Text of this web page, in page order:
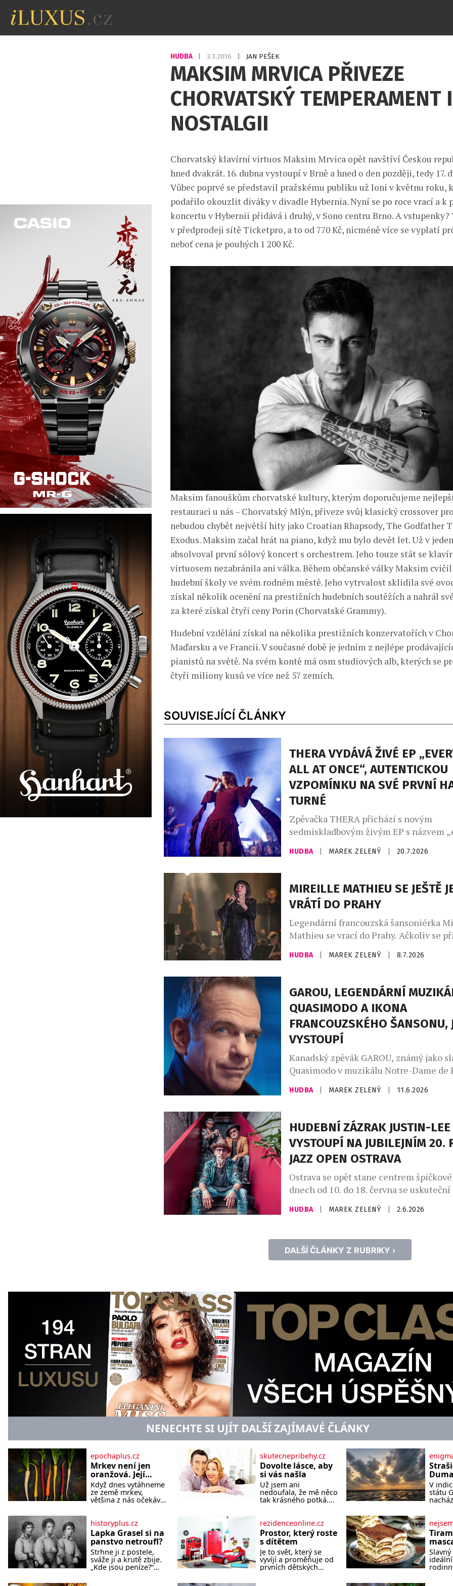
HUDBA 3.3.2016 JAN PEŠEK
MAKSIM MRVICA PŘIVEZE
CHORVATSKÝ TEMPERAMENT I
NOSTALGII
Chorvatský klavírní virtuos Maksim Mrvica opět navštíví Českou
hned dvakrát. 16. dubna vystoupí v Brně a hned o den později, tedy 17.
Vůbec poprvé se představil pražskému publiku už loni v květnu roku,
podařilo okouzlit diváky v divadle Hybernia. Nyní se po roce vrací a k
koncertu v Hybernii přidává i druhý, v Sono centru Brno. A vstupenky?
v předprodeji sítě Ticketpro, a to od 770 Kč, nicméně více se vyplatí
neboť cena je pouhých 1 200 Kč.
Maksim fanouškům chorvatské kultury, kterým doporučujeme nejlepší
restauraci u nás – Chorvatský Mlýn, přiveze svůj klasický crossover
nebudou chybět největší hity jako Croatian Rhapsody, The Godfather
Exodus. Maksim začal hrát na piano, když mu bylo devět let. Už v
absolvoval první sólový koncert s orchestrem. Jeho touze stát se
virtuosem nezabránila ani válka. Během občanské války Maksim cvičil
hudební školy ve svém rodném městě. Jeho vytrvalost sklidila své
získal několik ocenění na prestižních hudebních soutěžích a nahrál své
za které získal čtyři ceny Porin (Chorvatské Grammy).
Hudební vzdělání získal na několika prestižních konzervatořích v
Maďarsku a ve Francii. V současné době je jedním z nejlépe
pianistů na světě. Na svém kontě má osm studiových alb, kterých se
čtyři miliony kusů ve více než 57 zemích.
SOUVISEJÍCÍ ČLÁNKY
THERA VYDÁVÁ ŽIVÉ EP
ALL AT ONCE“, AUTENTICKOU
VZPOMÍNKU NA SVÉ PRVNÍ
TURNÉ
Zpěvačka THERA přichází s novým
sedmiskladbovým živým EP s názvem
jejího prvního halového turné. Každý
identický s tím, který zazněl na její
„Cílem tohoto EP bylo vytvořit
vzpomínku, a to nejen pro […]
HUDBA MAREK ZELENÝ 20.7.2026
MIREILLE MATHIEU SE JEŠTĚ
VRÁTÍ DO PRAHY
Legendární francouzská šansoniérka
Mathieu se vrací do Prahy. Ačkoliv se
loučila a naznačovala, že jde o její
Jak sama přiznává, bez českých
koncertní život dokáže jen těžko
Mimořádné pouto, které si s tuzemským
HUDBA MAREK ZELENÝ 8.7.2026
GAROU, LEGENDÁRNÍ
QUASIMODO A IKONA
FRANCOUZSKÉHO ŠANSONU,
VYSTOUPÍ
Kanadský zpěvák GAROU, známý jako
Quasimodo v muzikálu Notre-Dame de
tour „The Best Of“ v Praze! A to na
centru. GAROU je jedním z
nejcharismatičtějších zpěváků
posledních pětadvaceti let. Po
HUDBA MAREK ZELENÝ 11.6.2026
HUDEBNÍ ZÁZRAK JUSTIN-LEE
VYSTOUPÍ NA JUBILEJNÍM 20.
JAZZ OPEN OSTRAVA
Ostrava se opět stane centrem
dnech od 10. do 18. června se uskuteční
města Ostravy a městských obvodů
s.r.o. a dalších partnerů. I letos nabídne
přehlídku domácích i zahraničních
HUDBA MAREK ZELENÝ 2.6.2026
DALŠÍ ČLÁNKY Z RUBRIKY ›
NENECHTE SI UJÍT DALŠÍ ZAJÍMAVÉ ČLÁNKY
epochaplus.cz
Mrkev není jen
oranžová. Její
neuvěřitelný
příběh začíná
fialovou barvou
Když dnes vytáhneme
ze země mrkev,
většina z nás očekává
historie je mrkev
všechno možné, jen
ne oranžová. Je
fialová, žlutá, bílá,
někdy dokonce téměř
černá. Až díky stovkám
let pečlivého šlechtění
skutecnepribehy.cz
Dovolte lásce, aby
si vás našla
Už jsem ani
nedoufala, že mě něco
tak krásného potká.
pohled. Poprvé jsem
se vdávala, když mi
bylo dvacet. Oba jsme
byli mladí a byl to tak
říkajíc sňatek z
rozumu. Rodiče nás
dali dohromady, Toník
písek
ze
zlo?
V
státu
tomu
písek
má
historyplus.cz
Lapka Grasel si na
panstvo netroufl?
Strhne ji z postele,
sváže ji a krutě zbije.
„Kde jsou peníze?“
rezidenceonline.cz
Prostor, který roste
s dítětem
Je to svět, který se
vyvíjí a proměňuje od
prvních dětských
Slavný
ideální